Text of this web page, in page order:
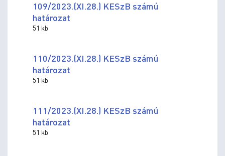
109/2023.(XI.28.) KESzB számú
határozat
51 kb
110/2023.(XI.28.) KESzB számú
határozat
51 kb
111/2023.(XI.28.) KESzB számú
határozat
51 kb